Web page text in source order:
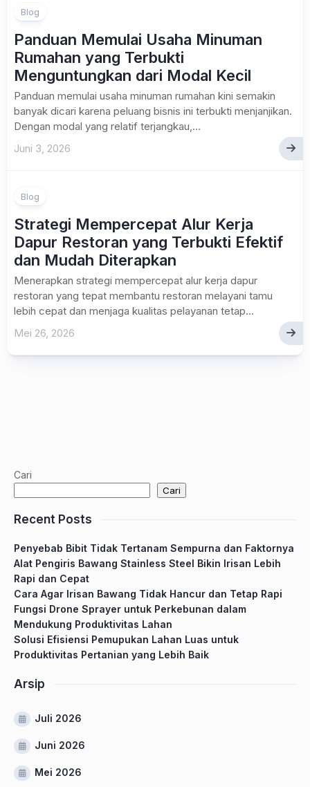
Blog
Panduan Memulai Usaha Minuman
Rumahan yang Terbukti
Menguntungkan dari Modal Kecil
Panduan memulai usaha minuman rumahan kini semakin
banyak dicari karena peluang bisnis ini terbukti menjanjikan.
Dengan modal yang relatif terjangkau,...
Juni 3, 2026
Blog
Strategi Mempercepat Alur Kerja
Dapur Restoran yang Terbukti Efektif
dan Mudah Diterapkan
Menerapkan strategi mempercepat alur kerja dapur
restoran yang tepat membantu restoran melayani tamu
lebih cepat dan menjaga kualitas pelayanan tetap...
Mei 26, 2026
Cari
Cari
Recent Posts
Penyebab Bibit Tidak Tertanam Sempurna dan Faktornya
Alat Pengiris Bawang Stainless Steel Bikin Irisan Lebih
Rapi dan Cepat
Cara Agar Irisan Bawang Tidak Hancur dan Tetap Rapi
Fungsi Drone Sprayer untuk Perkebunan dalam
Mendukung Produktivitas Lahan
Solusi Efisiensi Pemupukan Lahan Luas untuk
Produktivitas Pertanian yang Lebih Baik
Arsip
Juli 2026
Juni 2026
Mei 2026